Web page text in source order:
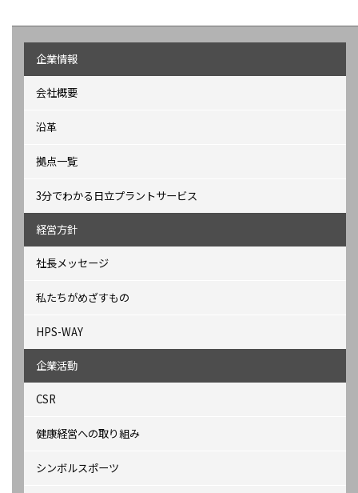
企業情報
会社概要
沿革
拠点一覧
3分でわかる日立プラントサービス
経営方針
社長メッセージ
私たちがめざすもの
HPS-WAY
企業活動
CSR
健康経営への取り組み
シンボルスポーツ